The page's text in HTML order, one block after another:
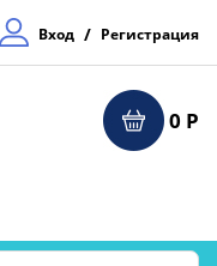
Вход / Регистрация
0 Р